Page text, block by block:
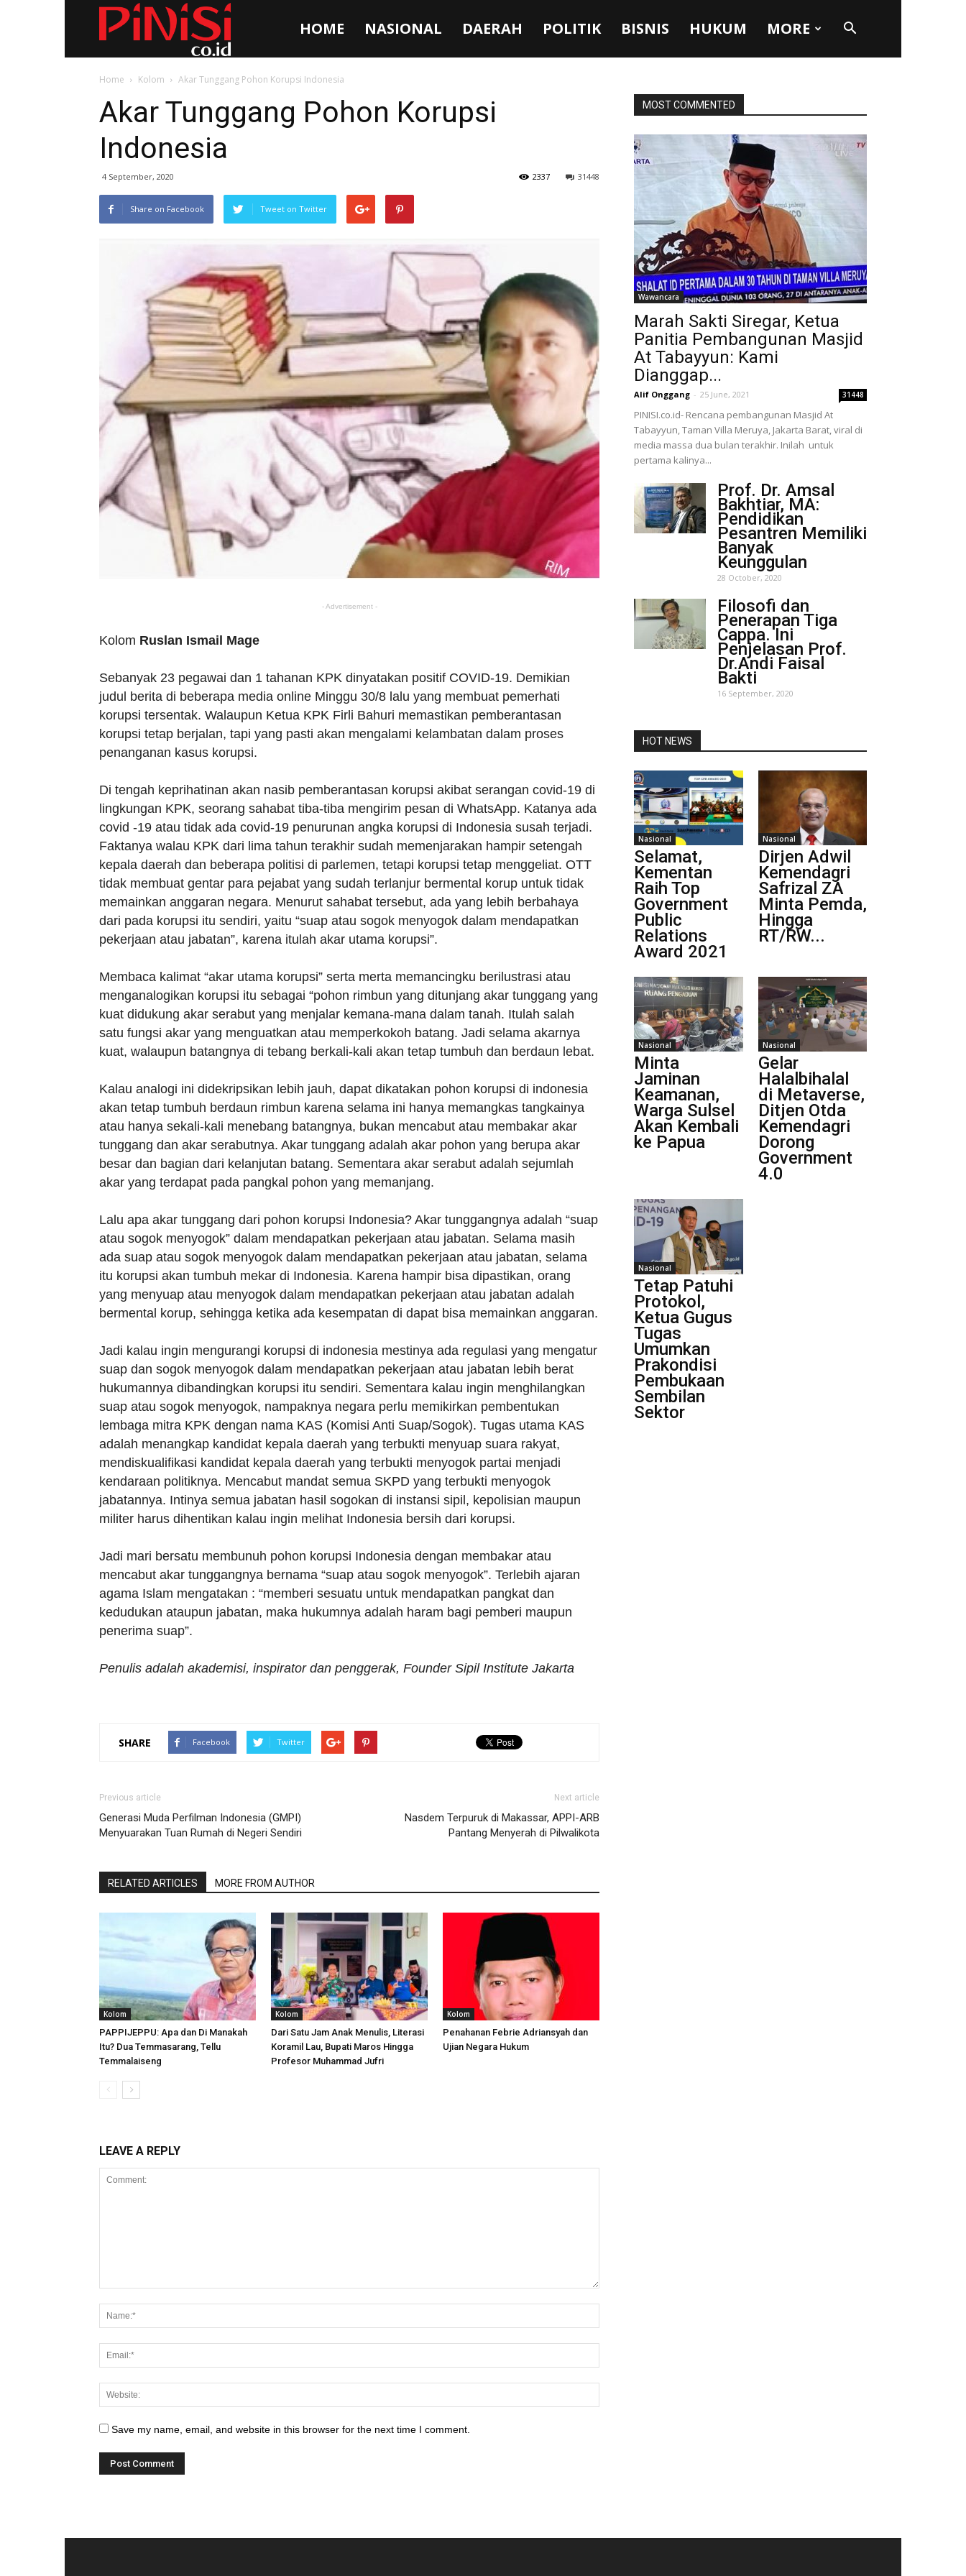
HOME NASIONAL DAERAH POLITIK BISNIS HUKUM MORE
Home Kolom Akar Tunggang Pohon Korupsi Indonesia
Akar Tunggang Pohon Korupsi
Indonesia
4 September, 2020 31448
2337
Share on Facebook Tweet on Twitter
- Advertisement -
Kolom Ruslan Ismail Mage
Sebanyak 23 pegawai dan 1 tahanan KPK dinyatakan positif COVID-19. Demikian
judul berita di beberapa media online Minggu 30/8 lalu yang membuat pemerhati
korupsi tersentak. Walaupun Ketua KPK Firli Bahuri memastikan pemberantasan
korupsi tetap berjalan, tapi yang pasti akan mengalami kelambatan dalam proses
penanganan kasus korupsi.
Di tengah keprihatinan akan nasib pemberantasan korupsi akibat serangan covid-19 di
lingkungan KPK, seorang sahabat tiba-tiba mengirim pesan di WhatsApp. Katanya ada
covid -19 atau tidak ada covid-19 penurunan angka korupsi di Indonesia susah terjadi.
Faktanya walau KPK dari lima tahun terakhir sudah memenjarakan hampir setengah
kepala daerah dan beberapa politisi di parlemen, tetapi korupsi tetap menggeliat. OTT
tidak membuat gentar para pejabat yang sudah terlanjur bermental korup untuk tidak
memainkan anggaran negara. Menurut sahabat tersebut, ada yang lebih berbahaya
dari pada korupsi itu sendiri, yaitu “suap atau sogok menyogok dalam mendapatkan
pekerjaan atau jabatan”, karena itulah akar utama korupsi”.
Membaca kalimat “akar utama korupsi” serta merta memancingku berilustrasi atau
menganalogikan korupsi itu sebagai “pohon rimbun yang ditunjang akar tunggang yang
kuat didukung akar serabut yang menjalar kemana-mana dalam tanah. Itulah salah
satu fungsi akar yang menguatkan atau memperkokoh batang. Jadi selama akarnya
kuat, walaupun batangnya di tebang berkali-kali akan tetap tumbuh dan berdaun lebat.
Kalau analogi ini didekripsikan lebih jauh, dapat dikatakan pohon korupsi di indonesia
akan tetap tumbuh berdaun rimbun karena selama ini hanya memangkas tangkainya
atau hanya sekali-kali menebang batangnya, bukan mencabut atau membakar akar
tunggang dan akar serabutnya. Akar tunggang adalah akar pohon yang berupa akar
besar dan bagian dari kelanjutan batang. Sementara akar serabut adalah sejumlah
akar yang terdapat pada pangkal pohon yang memanjang.
Lalu apa akar tunggang dari pohon korupsi Indonesia? Akar tunggangnya adalah “suap
atau sogok menyogok” dalam mendapatkan pekerjaan atau jabatan. Selama masih
ada suap atau sogok menyogok dalam mendapatkan pekerjaan atau jabatan, selama
itu korupsi akan tumbuh mekar di Indonesia. Karena hampir bisa dipastikan, orang
yang menyuap atau menyogok dalam mendapatkan pekerjaan atau jabatan adalah
bermental korup, sehingga ketika ada kesempatan di dapat bisa memainkan anggaran.
Jadi kalau ingin mengurangi korupsi di indonesia mestinya ada regulasi yang mengatur
suap dan sogok menyogok dalam mendapatkan pekerjaan atau jabatan lebih berat
hukumannya dibandingkan korupsi itu sendiri. Sementara kalau ingin menghilangkan
suap atau sogok menyogok, nampaknya negara perlu memikirkan pembentukan
lembaga mitra KPK dengan nama KAS (Komisi Anti Suap/Sogok). Tugas utama KAS
adalah menangkap kandidat kepala daerah yang terbukti menyuap suara rakyat,
mendiskualifikasi kandidat kepala daerah yang terbukti menyogok partai menjadi
kendaraan politiknya. Mencabut mandat semua SKPD yang terbukti menyogok
jabatannya. Intinya semua jabatan hasil sogokan di instansi sipil, kepolisian maupun
militer harus dihentikan kalau ingin melihat Indonesia bersih dari korupsi.
Jadi mari bersatu membunuh pohon korupsi Indonesia dengan membakar atau
mencabut akar tunggangnya bernama “suap atau sogok menyogok”. Terlebih ajaran
agama Islam mengatakan : “memberi sesuatu untuk mendapatkan pangkat dan
kedudukan ataupun jabatan, maka hukumnya adalah haram bagi pemberi maupun
penerima suap”.
Penulis adalah akademisi, inspirator dan penggerak, Founder Sipil Institute Jakarta
SHARE Facebook Twitter
Previous article
Generasi Muda Perfilman Indonesia (GMPI)
Menyuarakan Tuan Rumah di Negeri Sendiri
Next article
Nasdem Terpuruk di Makassar, APPI-ARB
Pantang Menyerah di Pilwalikota
RELATED ARTICLES MORE FROM AUTHOR
Kolom
PAPPIJEPPU: Apa dan Di Manakah
Itu? Dua Temmasarang, Tellu
Temmalaiseng
Kolom
Dari Satu Jam Anak Menulis, Literasi
Koramil Lau, Bupati Maros Hingga
Profesor Muhammad Jufri
Kolom
Penahanan Febrie Adriansyah dan
Ujian Negara Hukum
LEAVE A REPLY
Save my name, email, and website in this browser for the next time I comment.
MOST COMMENTED
Wawancara
Marah Sakti Siregar, Ketua
Panitia Pembangunan Masjid
At Tabayyun: Kami
Dianggap...
Alif Onggang - 25 June, 2021 31448
PINISI.co.id- Rencana pembangunan Masjid At
Tabayyun, Taman Villa Meruya, Jakarta Barat, viral di
media massa dua bulan terakhir. Inilah untuk
pertama kalinya...
Prof. Dr. Amsal
Bakhtiar, MA:
Pendidikan
Pesantren Memiliki
Banyak
Keunggulan
28 October, 2020
Filosofi dan
Penerapan Tiga
Cappa. Ini
Penjelasan Prof.
Dr.Andi Faisal
Bakti
16 September, 2020
HOT NEWS
Nasional
Selamat,
Kementan
Raih Top
Government
Public
Relations
Award 2021
Nasional
Dirjen Adwil
Kemendagri
Safrizal ZA
Minta Pemda,
Hingga
RT/RW...
Nasional
Minta
Jaminan
Keamanan,
Warga Sulsel
Akan Kembali
ke Papua
Nasional
Gelar
Halalbihalal
di Metaverse,
Ditjen Otda
Kemendagri
Dorong
Government
4.0
Nasional
Tetap Patuhi
Protokol,
Ketua Gugus
Tugas
Umumkan
Prakondisi
Pembukaan
Sembilan
Sektor